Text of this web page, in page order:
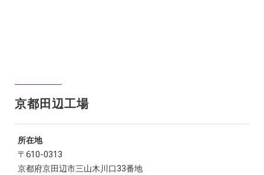
京都田辺工場
所在地
〒610-0313
京都府京田辺市三山木川口33番地